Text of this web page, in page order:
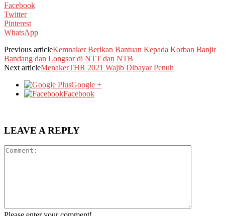
Facebook
Twitter
Pinterest
WhatsApp
Previous articleKemnaker Berikan Bantuan Kepada Korban Banjir
Bandang dan Longsor di NTT dan NTB
Next articleMenakerTHR 2021 Wajib Dibayar Penuh
Google +
Facebook
LEAVE A REPLY